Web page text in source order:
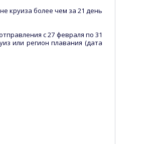
круиза более чем за 21 день
с 27 февраля по 31
или регион плавания (дата